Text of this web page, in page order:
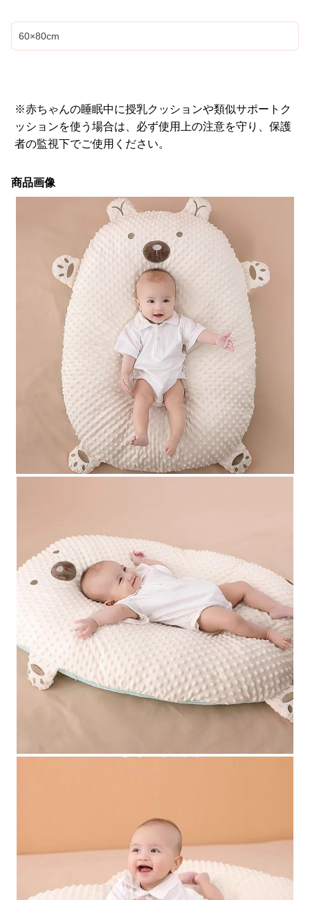
60×80cm
※赤ちゃんの睡眠中に授乳クッションや類似サポートク
ッションを使う場合は、必ず使用上の注意を守り、保護
者の監視下でご使用ください。
商品画像